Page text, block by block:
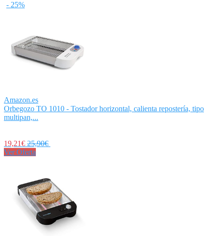
- 25%
Amazon.es
Orbegozo TO 1010 - Tostador horizontal, calienta repostería, tipo
multipan,...
19,21€ 25,90€
Ver Oferta